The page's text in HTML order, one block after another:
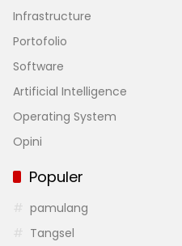
Infrastructure
Portofolio
Software
Artificial Intelligence
Operating System
Opini
Populer
pamulang
Tangsel